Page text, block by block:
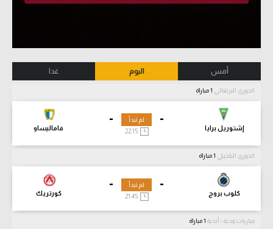
أمس اليوم غدا
الدوري البرتغالي
-
إشتوريل برايا
-
فاماليساو
لم تبدأ
22:15
الدوري البلجيكي
-
كلوب بروج
-
كورتريك
لم تبدأ
21:45
مباريات ودية - أندية